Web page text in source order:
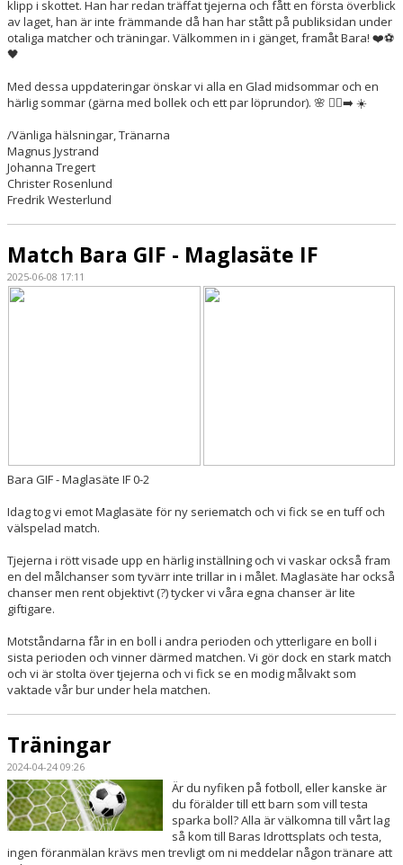
klipp i skottet. Han har redan träffat tjejerna och fått en första överblick
av laget, han är inte främmande då han har stått på publiksidan under
otaliga matcher och träningar. Välkommen in i gänget, framåt Bara! ❤️⚽️
🖤
Med dessa uppdateringar önskar vi alla en Glad midsommar och en
härlig sommar (gärna med bollek och ett par löprundor). 🌸 🏃‍♀️‍➡️ ☀️
/Vänliga hälsningar, Tränarna
Magnus Jystrand
Johanna Tregert
Christer Rosenlund
Fredrik Westerlund
Match Bara GIF - Maglasäte IF
2025-06-08 17:11
Bara GIF - Maglasäte IF 0-2
Idag tog vi emot Maglasäte för ny seriematch och vi fick se en tuff och
välspelad match.
Tjejerna i rött visade upp en härlig inställning och vi vaskar också fram
en del målchanser som tyvärr inte trillar in i målet. Maglasäte har också
chanser men rent objektivt (?) tycker vi våra egna chanser är lite
giftigare.
Motståndarna får in en boll i andra perioden och ytterligare en boll i
sista perioden och vinner därmed matchen. Vi gör dock en stark match
och vi är stolta över tjejerna och vi fick se en modig målvakt som
vaktade vår bur under hela matchen.
Träningar
2024-04-24 09:26
Är du nyfiken på fotboll, eller kanske är
du förälder till ett barn som vill testa
sparka boll? Alla är välkomna till vårt lag
så kom till Baras Idrottsplats och testa,
ingen föranmälan krävs men trevligt om ni meddelar någon tränare att